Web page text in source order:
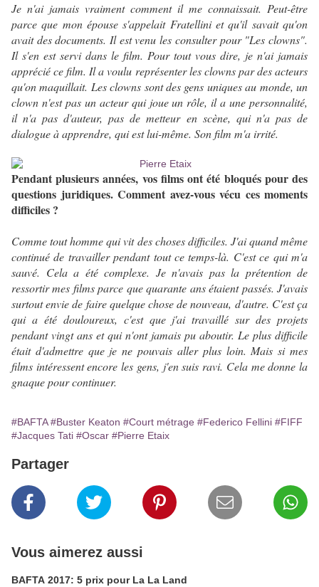
Je n'ai jamais vraiment comment il me connaissait. Peut-être
parce que mon épouse s'appelait Fratellini et qu'il savait qu'on
avait des documents. Il est venu les consulter pour "Les clowns".
Il s'en est servi dans le film. Pour tout vous dire, je n'ai jamais
apprécié ce film. Il a voulu représenter les clowns par des acteurs
qu'on maquillait. Les clowns sont des gens uniques au monde, un
clown n'est pas un acteur qui joue un rôle, il a une personnalité,
il n'a pas d'auteur, pas de metteur en scène, qui n'a pas de
dialogue à apprendre, qui est lui-même. Son film m'a irrité.
Pendant plusieurs années, vos films ont été bloqués pour des
questions juridiques. Comment avez-vous vécu ces moments
difficiles ?
Comme tout homme qui vit des choses difficiles. J'ai quand même
continué de travailler pendant tout ce temps-là. C'est ce qui m'a
sauvé. Cela a été complexe. Je n'avais pas la prétention de
ressortir mes films parce que quarante ans étaient passés. J'avais
surtout envie de faire quelque chose de nouveau, d'autre. C'est ça
qui a été douloureux, c'est que j'ai travaillé sur des projets
pendant vingt ans et qui n'ont jamais pu aboutir. Le plus difficile
était d'admettre que je ne pouvais aller plus loin. Mais si mes
films intéressent encore les gens, j'en suis ravi. Cela me donne la
gnaque pour continuer.
#BAFTA #Buster Keaton #Court métrage #Federico Fellini #FIFF
#Jacques Tati #Oscar #Pierre Etaix
Partager
Vous aimerez aussi
BAFTA 2017: 5 prix pour La La Land